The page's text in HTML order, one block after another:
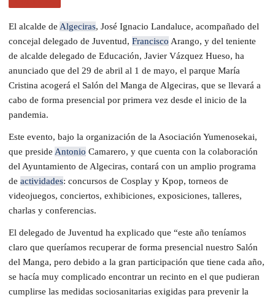
El alcalde de Algeciras, José Ignacio Landaluce, acompañado del
concejal delegado de Juventud, Francisco Arango, y del teniente
de alcalde delegado de Educación, Javier Vázquez Hueso, ha
anunciado que del 29 de abril al 1 de mayo, el parque María
Cristina acogerá el Salón del Manga de Algeciras, que se llevará a
cabo de forma presencial por primera vez desde el inicio de la
pandemia.
Este evento, bajo la organización de la Asociación Yumenosekai,
que preside Antonio Camarero, y que cuenta con la colaboración
del Ayuntamiento de Algeciras, contará con un amplio programa
de actividades: concursos de Cosplay y Kpop, torneos de
videojuegos, conciertos, exhibiciones, exposiciones, talleres,
charlas y conferencias.
El delegado de Juventud ha explicado que “este año teníamos
claro que queríamos recuperar de forma presencial nuestro Salón
del Manga, pero debido a la gran participación que tiene cada año,
se hacía muy complicado encontrar un recinto en el que pudieran
cumplirse las medidas sociosanitarias exigidas para prevenir la